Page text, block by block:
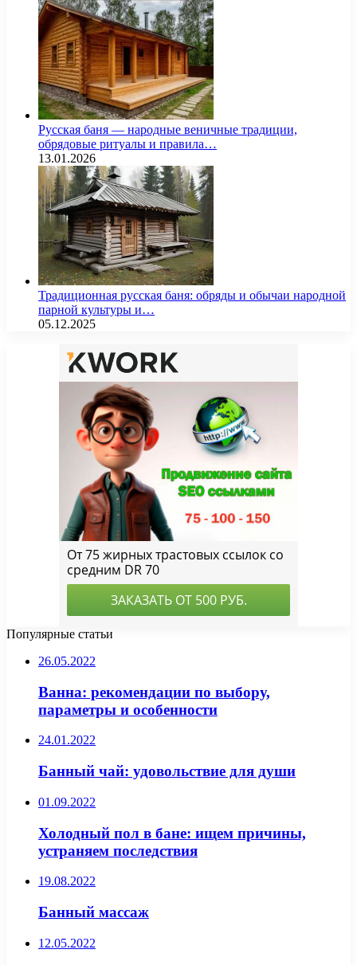
Русская баня — народные веничные традиции,
обрядовые ритуалы и правила…
13.01.2026
Традиционная русская баня: обряды и обычаи народной
парной культуры и…
05.12.2025
Популярные статьи
26.05.2022
Ванна: рекомендации по выбору,
параметры и особенности
24.01.2022
Банный чай: удовольствие для души
01.09.2022
Холодный пол в бане: ищем причины,
устраняем последствия
19.08.2022
Банный массаж
12.05.2022